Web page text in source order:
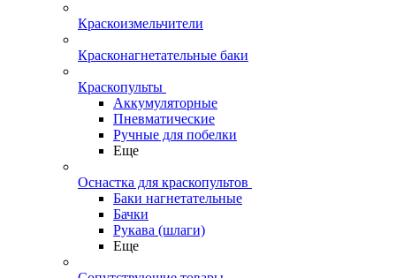
Краскоизмельчители
Красконагнетательные баки
Краскопульты
Аккумуляторные
Пневматические
Ручные для побелки
Еще
Оснастка для краскопультов
Баки нагнетательные
Бачки
Рукава (шлаги)
Еще